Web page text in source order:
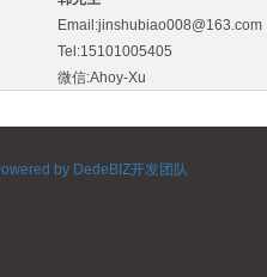
Email:jinshubiao008@163.com
Tel:15101005405
微信:Ahoy-Xu
by DedeBIZ开发团队